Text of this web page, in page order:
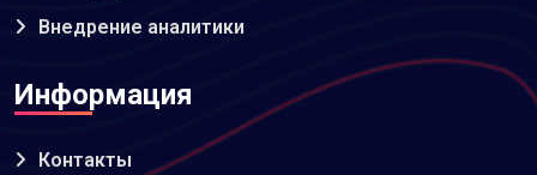
Внедрение аналитики
Информация
Контакты